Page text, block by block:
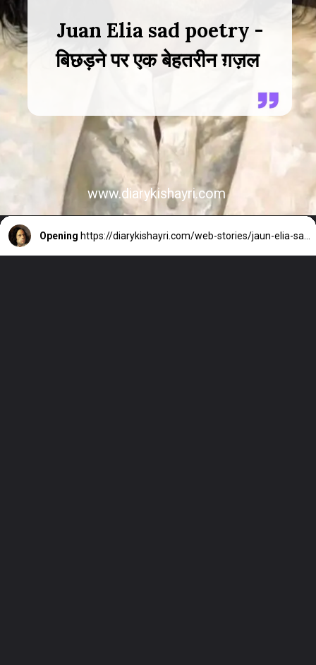
Juan Elia sad poetry -
बिछड़ने पर एक बेहतरीन ग़ज़ल
www.diarykishayri.com
Opening